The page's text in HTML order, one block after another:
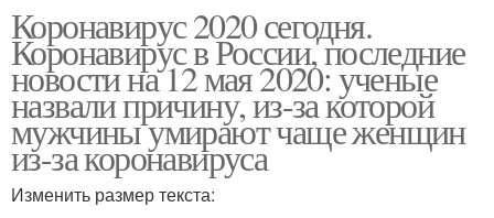
Коронавирус 2020 сегодня.
Коронавирус в России, последние
новости на 12 мая 2020: ученые
назвали причину, из-за которой
мужчины умирают чаще женщин
из-за коронавируса
Изменить размер текста: